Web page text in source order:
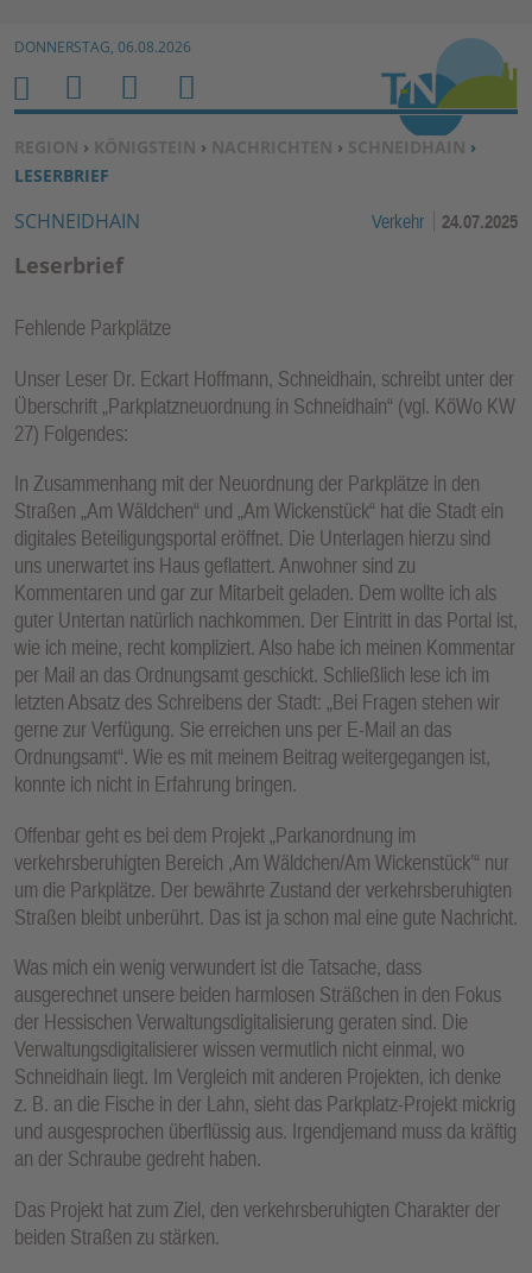
Zum Inhalt springen ↓
DONNERSTAG, 06.08.2026
SIE BEFINDEN SICH HIER:
REGION › KÖNIGSTEIN › NACHRICHTEN › SCHNEIDHAIN ›
LESERBRIEF
SCHNEIDHAIN Verkehr 24.07.2025
Leserbrief
Fehlende Parkplätze
Unser Leser Dr. Eckart Hoffmann, Schneidhain, schreibt unter der
Überschrift „Parkplatzneuordnung in Schneidhain“ (vgl. KöWo KW
27) Folgendes:
In Zusammenhang mit der Neuordnung der Parkplätze in den
Straßen „Am Wäldchen“ und „Am Wickenstück“ hat die Stadt ein
digitales Beteiligungsportal eröffnet. Die Unterlagen hierzu sind
uns unerwartet ins Haus geflattert. Anwohner sind zu
Kommentaren und gar zur Mitarbeit geladen. Dem wollte ich als
guter Untertan natürlich nachkommen. Der Eintritt in das Portal ist,
wie ich meine, recht kompliziert. Also habe ich meinen Kommentar
per Mail an das Ordnungsamt geschickt. Schließlich lese ich im
letzten Absatz des Schreibens der Stadt: „Bei Fragen stehen wir
gerne zur Verfügung. Sie erreichen uns per E-Mail an das
Ordnungsamt“. Wie es mit meinem Beitrag weitergegangen ist,
konnte ich nicht in Erfahrung bringen.
Offenbar geht es bei dem Projekt „Parkanordnung im
verkehrsberuhigten Bereich ,Am Wäldchen/Am Wickenstück’“ nur
um die Parkplätze. Der bewährte Zustand der verkehrsberuhigten
Straßen bleibt unberührt. Das ist ja schon mal eine gute Nachricht.
Was mich ein wenig verwundert ist die Tatsache, dass
ausgerechnet unsere beiden harmlosen Sträßchen in den Fokus
der Hessischen Verwaltungsdigitalisierung geraten sind. Die
Verwaltungsdigitalisierer wissen vermutlich nicht einmal, wo
Schneidhain liegt. Im Vergleich mit anderen Projekten, ich denke
z. B. an die Fische in der Lahn, sieht das Parkplatz-Projekt mickrig
und ausgesprochen überflüssig aus. Irgendjemand muss da kräftig
an der Schraube gedreht haben.
Das Projekt hat zum Ziel, den verkehrsberuhigten Charakter der
beiden Straßen zu stärken.
H
O
M
E
M
E
N
U
S
U
H
E
N
B
E
U
N
TI
O
N
E
N